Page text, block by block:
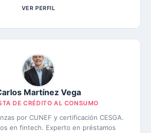
VER PERFIL
Martínez Vega
DE CRÉDITO AL CONSUMO
por CUNEF y certificación CESGA.
en fintech. Experto en préstamos